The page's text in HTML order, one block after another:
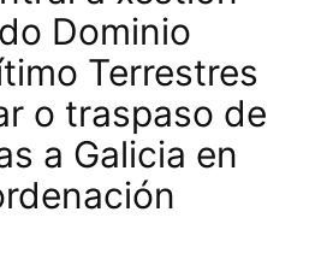
Dominio
Terrestres
o traspaso de
a Galicia en